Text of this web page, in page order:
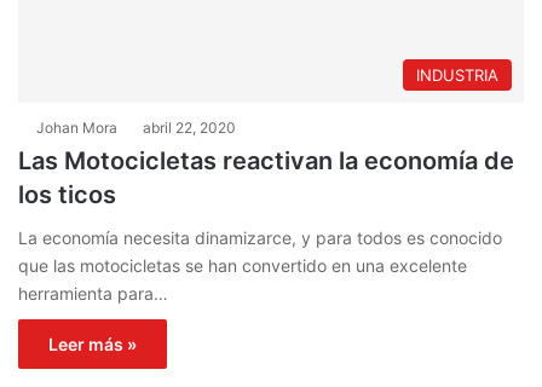
INDUSTRIA
Johan Mora abril 22, 2020
Las Motocicletas reactivan la economía de
los ticos
La economía necesita dinamizarce, y para todos es conocido
que las motocicletas se han convertido en una excelente
herramienta para…
Leer más »